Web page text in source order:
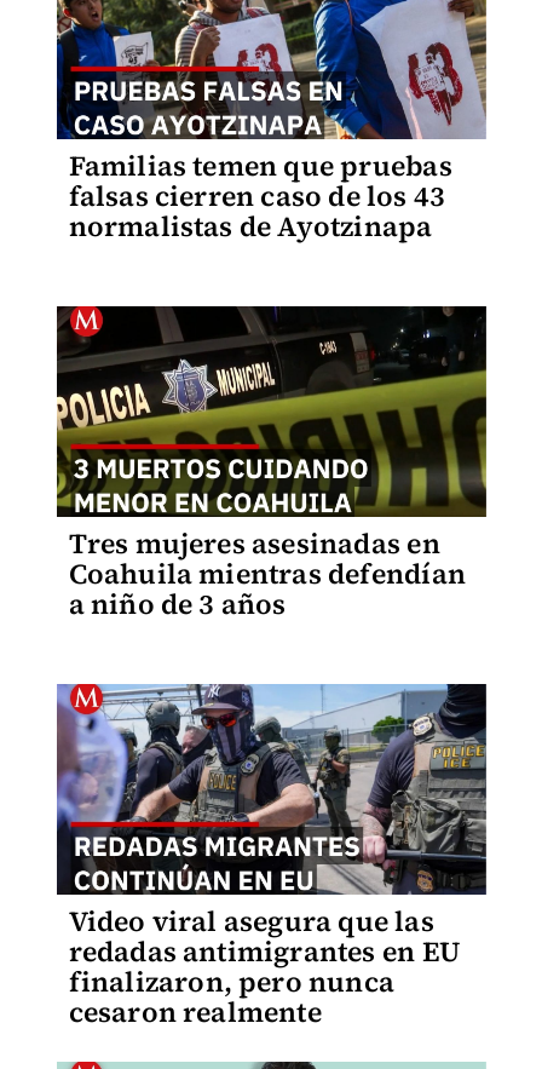
Familias temen que pruebas
falsas cierren caso de los 43
normalistas de Ayotzinapa
Tres mujeres asesinadas en
Coahuila mientras defendían
a niño de 3 años
Video viral asegura que las
redadas antimigrantes en EU
finalizaron, pero nunca
cesaron realmente